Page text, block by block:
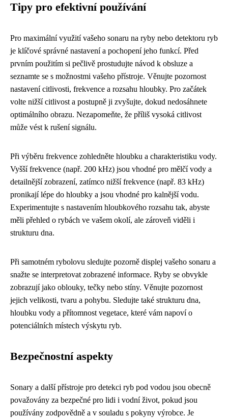
Tipy pro efektivní používání
Pro maximální využití vašeho sonaru na ryby nebo detektoru ryb
je klíčové správné nastavení a pochopení jeho funkcí. Před
prvním použitím si pečlivě prostudujte návod k obsluze a
seznamte se s možnostmi vašeho přístroje. Věnujte pozornost
nastavení citlivosti, frekvence a rozsahu hloubky. Pro začátek
volte nižší citlivost a postupně ji zvyšujte, dokud nedosáhnete
optimálního obrazu. Nezapomeňte, že příliš vysoká citlivost
může vést k rušení signálu.
Při výběru frekvence zohledněte hloubku a charakteristiku vody.
Vyšší frekvence (např. 200 kHz) jsou vhodné pro mělčí vody a
detailnější zobrazení, zatímco nižší frekvence (např. 83 kHz)
pronikají lépe do hloubky a jsou vhodné pro kalnější vodu.
Experimentujte s nastavením hloubkového rozsahu tak, abyste
měli přehled o rybách ve vašem okolí, ale zároveň viděli i
strukturu dna.
Při samotném rybolovu sledujte pozorně displej vašeho sonaru a
snažte se interpretovat zobrazené informace. Ryby se obvykle
zobrazují jako oblouky, tečky nebo stíny. Věnujte pozornost
jejich velikosti, tvaru a pohybu. Sledujte také strukturu dna,
hloubku vody a přítomnost vegetace, které vám napoví o
potenciálních místech výskytu ryb.
Bezpečnostní aspekty
Sonary a další přístroje pro detekci ryb pod vodou jsou obecně
považovány za bezpečné pro lidi i vodní život, pokud jsou
používány zodpovědně a v souladu s pokyny výrobce. Je